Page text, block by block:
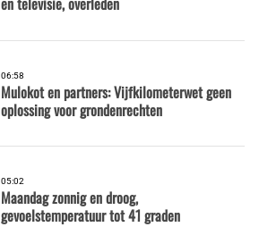
06:58
Mulokot en partners: Vijfkilometerwet geen
oplossing voor grondenrechten
05:02
Maandag zonnig en droog,
gevoelstemperatuur tot 41 graden